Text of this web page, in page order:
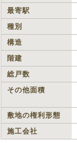
最寄駅
種別
構造
階建
総戸数
その他面積
敷地の権利形態
施工会社